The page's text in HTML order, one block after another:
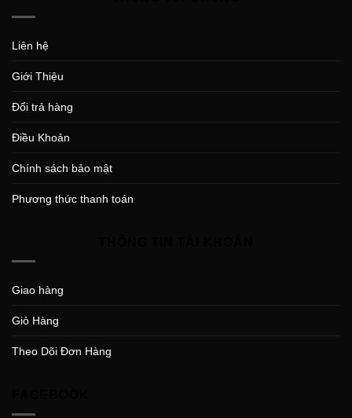
Liên hệ
Giới Thiệu
Đổi trả hàng
Điều Khoản
Chính sách bảo mật
Phương thức thanh toán
Giao hàng
Giỏ Hàng
Theo Dõi Đơn Hàng